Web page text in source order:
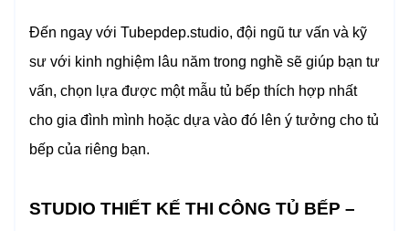
Đến ngay với Tubepdep.studio, đội ngũ tư vấn và kỹ
sư với kinh nghiệm lâu năm trong nghề sẽ giúp bạn tư
vấn, chọn lựa được một mẫu tủ bếp thích hợp nhất
cho gia đình mình hoặc dựa vào đó lên ý tưởng cho tủ
bếp của riêng bạn.
STUDIO THIẾT KẾ THI CÔNG TỦ BẾP –